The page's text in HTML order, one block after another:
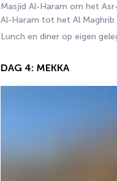
Masjid Al-Haram om het
Al-Haram tot het Al Maghrib
Lunch en diner op eigen
DAG 4: MEKKA